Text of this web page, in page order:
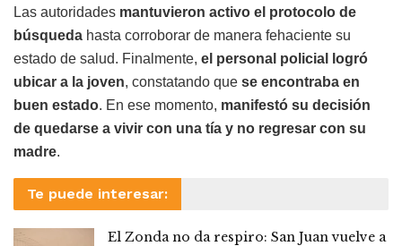
Las autoridades mantuvieron activo el protocolo de
búsqueda hasta corroborar de manera fehaciente su
estado de salud. Finalmente, el personal policial logró
ubicar a la joven, constatando que se encontraba en
buen estado. En ese momento, manifestó su decisión
de quedarse a vivir con una tía y no regresar con su
madre.
Te puede interesar:
El Zonda no da respiro: San Juan vuelve a